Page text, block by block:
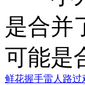
是合并
可能是
鲜花握手雷人 路过